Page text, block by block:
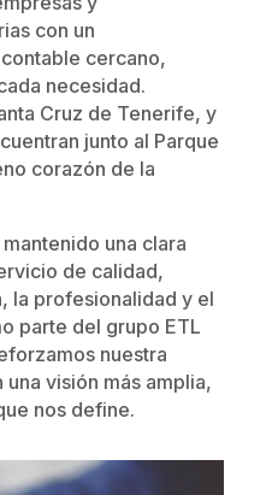
con un
cercano,
necesidad.
Cruz de Tenerife, y
junto al Parque
corazón de la
una clara
de calidad,
la profesionalidad y el
parte del grupo ETL
nuestra
visión más amplia,
nos define.